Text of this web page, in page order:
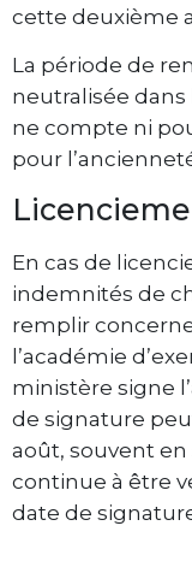
cette deuxième
La période de
neutralisée dans
ne compte ni
pour
En cas de
indemnités de
remplir
l’académie
ministère signe
de signature
août, souvent
continue à être
date de